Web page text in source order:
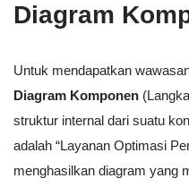
Diagram
Untuk mendapatkan
Diagram Komponen
struktur internal dari suatu
adalah “Layanan Optimasi
menghasilkan diagram yang